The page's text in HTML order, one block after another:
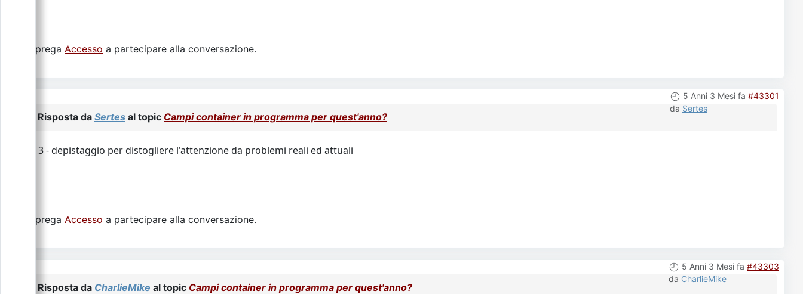
Si prega Accesso a partecipare alla conversazione.
5 Anni 3 Mesi fa #43301
da Sertes
Risposta da Sertes al topic Campi container in programma per quest'anno?
3 - depistaggio per distogliere l'attenzione da problemi reali ed attuali
Si prega Accesso a partecipare alla conversazione.
5 Anni 3 Mesi fa #43303
da CharlieMike
Risposta da CharlieMike al topic Campi container in programma per quest'anno?